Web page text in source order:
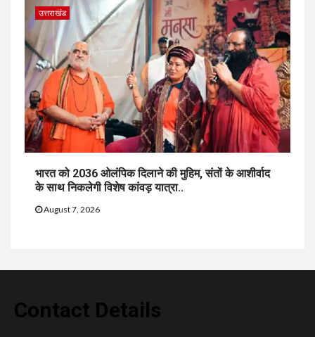
उत्तराखंड
भारत को 2036 ओलंपिक दिलाने की मुहिम, संतों के आशीर्वाद
के साथ निकलेगी विशेष कांवड़ यात्रा..
August 7, 2026
Contact Details